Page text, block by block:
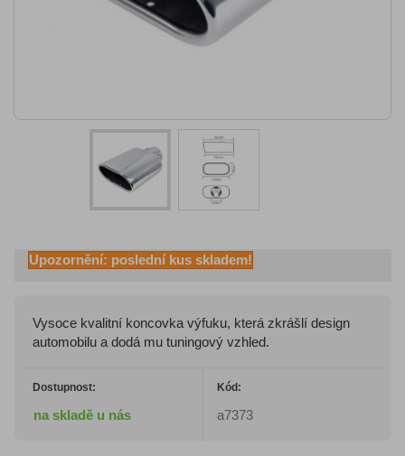
Upozornění: poslední kus skladem!
Vysoce kvalitní koncovka výfuku, která zkrášlí design
automobilu a dodá mu tuningový vzhled.
Dostupnost:
na skladě u nás
Kód:
a7373